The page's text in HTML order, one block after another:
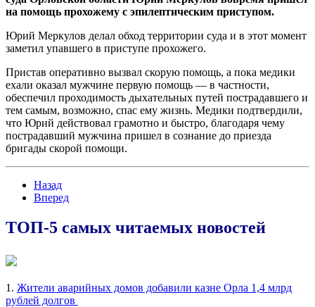
на помощь прохожему с эпилептическим приступом.
Юрий Меркулов делал обход территории суда и в этот момент
заметил упавшего в приступе прохожего.
Пристав оперативно вызвал скорую помощь, а пока медики
ехали оказал мужчине первую помощь — в частности,
обеспечил проходимость дыхательных путей пострадавшего и
тем самым, возможно, спас ему жизнь. Медики подтвердили,
что Юрий действовал грамотно и быстро, благодаря чему
пострадавший мужчина пришел в сознание до приезда
бригады скорой помощи.
Назад
Вперед
ТОП-5 самых читаемых новостей
1. Жители аварийных домов добавили казне Орла 1,4 млрд
рублей долгов